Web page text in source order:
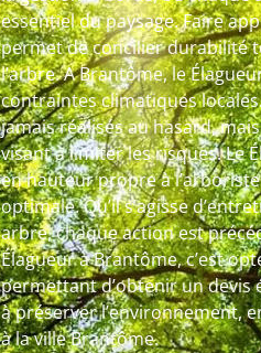
essentiel du paysage. Faire
permet de concilier durabilité
l’arbre. A Brantôme, le
contraintes climatiques
jamais réalisés au hasard,
visant à limiter les risques. Le
en hauteur propre à
optimale. Qu’il s’agisse
arbre, chaque action est
Élagueur à Brantôme, c’est
permettant d’obtenir un devis
à préserver l’environnement,
à la ville Brantôme.